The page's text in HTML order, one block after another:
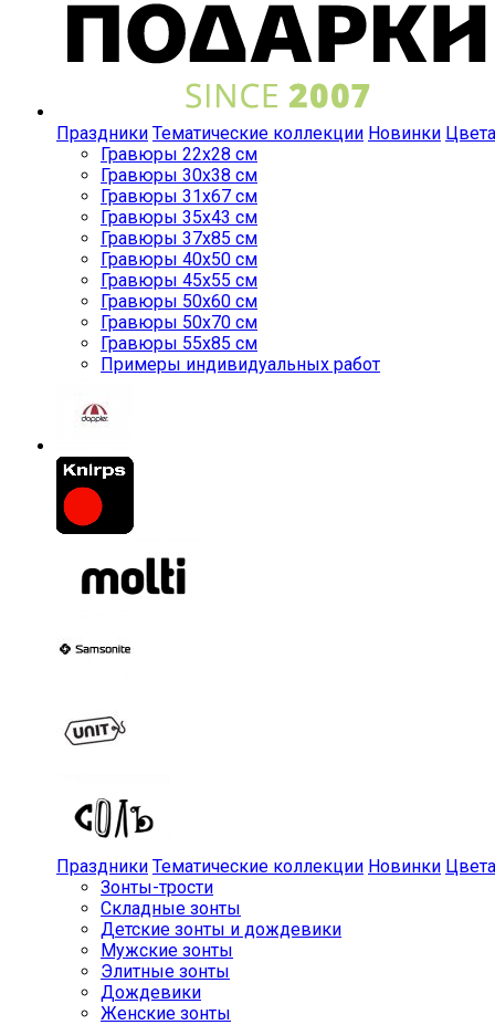
Праздники Тематические коллекции Новинки Цвета
Гравюры 22x28 см
Гравюры 30x38 см
Гравюры 31x67 см
Гравюры 35x43 см
Гравюры 37x85 см
Гравюры 40x50 см
Гравюры 45x55 см
Гравюры 50x60 см
Гравюры 50x70 см
Гравюры 55x85 см
Примеры индивидуальных работ
Праздники Тематические коллекции Новинки Цвета
Зонты-трости
Складные зонты
Детские зонты и дождевики
Мужские зонты
Элитные зонты
Дождевики
Женские зонты